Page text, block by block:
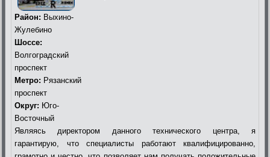
Район: Выхино-
Жулебино
Шоссе:
Волгоградский
проспект
Метро: Рязанский
проспект
Округ: Юго-
Восточный
Являясь директором данного технического центра, я
гарантирую, что специалисты работают квалифицированно,